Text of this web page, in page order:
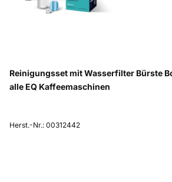
Reinigungsset mit Wasserfilter Bürste
alle EQ Kaffeemaschinen
Herst.-Nr.: 00312442